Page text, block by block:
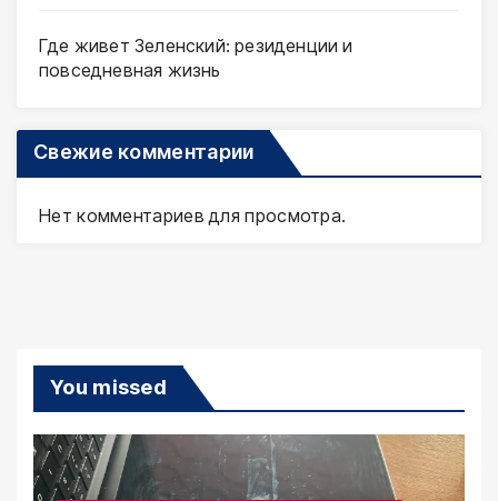
Где живет Зеленский: резиденции и
повседневная жизнь
Свежие комментарии
Нет комментариев для просмотра.
You missed